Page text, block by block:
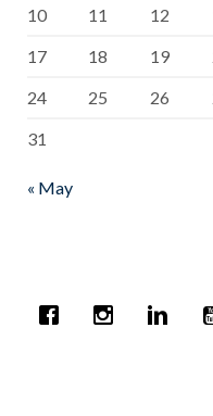
10
11 12
17
18 19
24
25 26
31
« May